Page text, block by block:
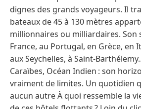
dignes des grands voyageurs. Il
bateaux de 45 à 130 mètres
millionnaires ou milliardaires. Son
France, au Portugal, en Grèce, en
aux Seychelles, à Saint-
Caraïbes, Océan Indien : son
vraiment de limites. Un quotidien
aucun autre À quoi ressemble la